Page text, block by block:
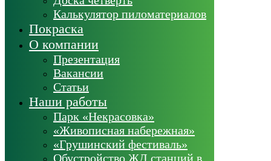
Калькулятор пиломатериалов
Покраска
О компании
Презентация
Вакансии
Статьи
Наши работы
Парк «Некрасовка»
«Живописная набережная»
«Грушинский фестиваль»
Обустройство ЖД станций в